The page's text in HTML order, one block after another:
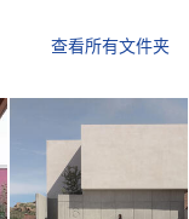
查看所有文件夹